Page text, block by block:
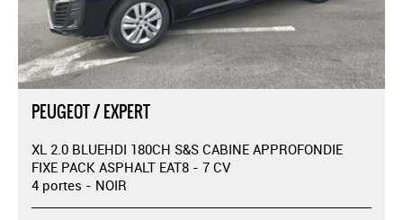
PEUGEOT / EXPERT
XL 2.0 BLUEHDI 180CH S&S CABINE APPROFONDIE
FIXE PACK ASPHALT EAT8 - 7 CV
4 portes - NOIR